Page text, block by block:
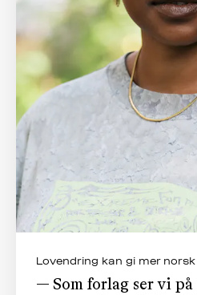
Lovendring kan gi mer
— Som forlag ser vi